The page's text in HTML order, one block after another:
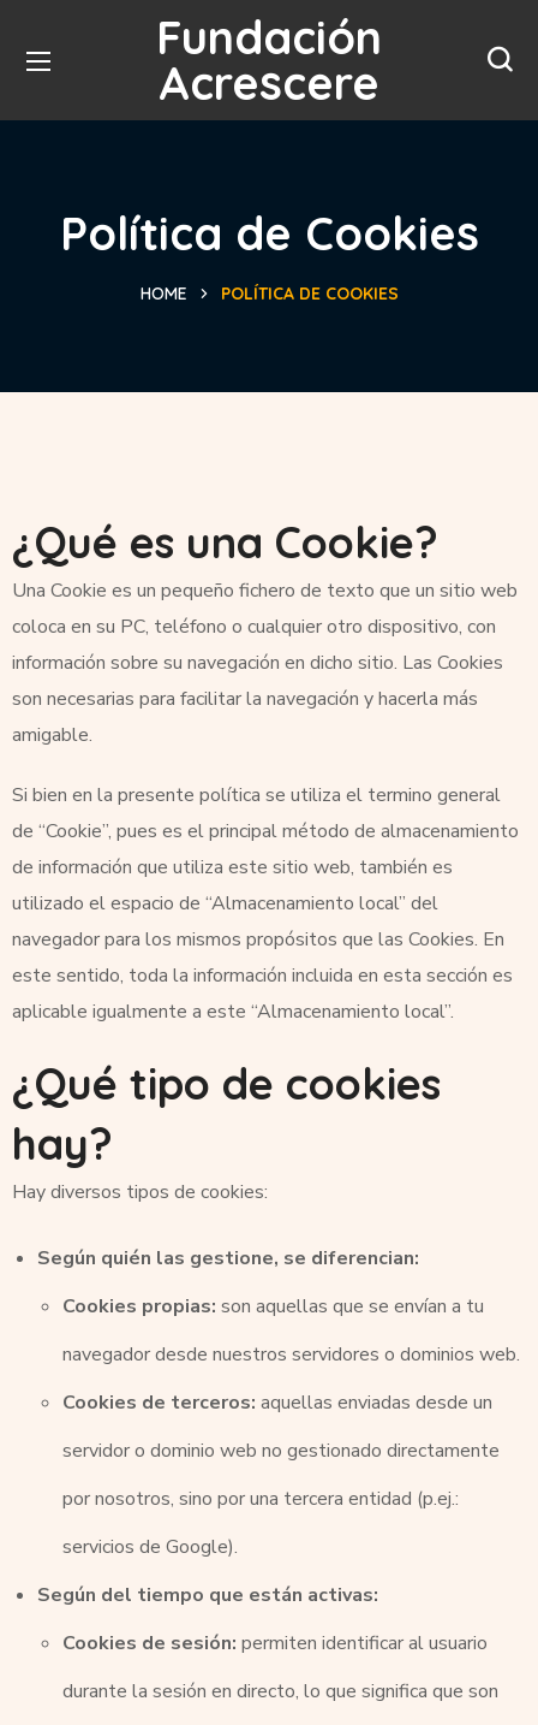
Fundación
Acrescere
Política de Cookies
HOME POLÍTICA DE COOKIES
¿Qué es una Cookie?
Una Cookie es un pequeño fichero de texto que un sitio web
coloca en su PC, teléfono o cualquier otro dispositivo, con
información sobre su navegación en dicho sitio. Las Cookies
son necesarias para facilitar la navegación y hacerla más
amigable.
Si bien en la presente política se utiliza el termino general
de “Cookie”, pues es el principal método de almacenamiento
de información que utiliza este sitio web, también es
utilizado el espacio de “Almacenamiento local” del
navegador para los mismos propósitos que las Cookies. En
este sentido, toda la información incluida en esta sección es
aplicable igualmente a este “Almacenamiento local”.
¿Qué tipo de cookies
hay?
Hay diversos tipos de cookies:
Según quién las gestione, se diferencian:
Cookies propias: son aquellas que se envían a tu
navegador desde nuestros servidores o dominios web.
Cookies de terceros: aquellas enviadas desde un
servidor o dominio web no gestionado directamente
por nosotros, sino por una tercera entidad (p.ej.:
servicios de Google).
Según del tiempo que están activas:
Cookies de sesión: permiten identificar al usuario
durante la sesión en directo, lo que significa que son